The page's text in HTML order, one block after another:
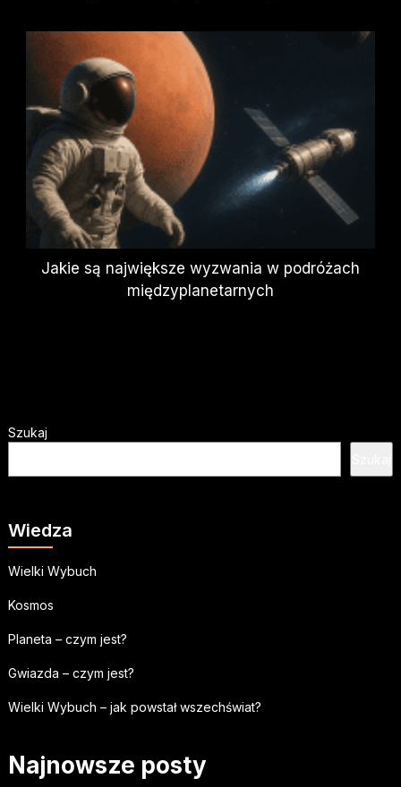
Jakie są największe wyzwania w podróżach
międzyplanetarnych
Szukaj
Wiedza
Wielki Wybuch
Kosmos
Planeta – czym jest?
Gwiazda – czym jest?
Wielki Wybuch – jak powstał wszechświat?
Najnowsze posty